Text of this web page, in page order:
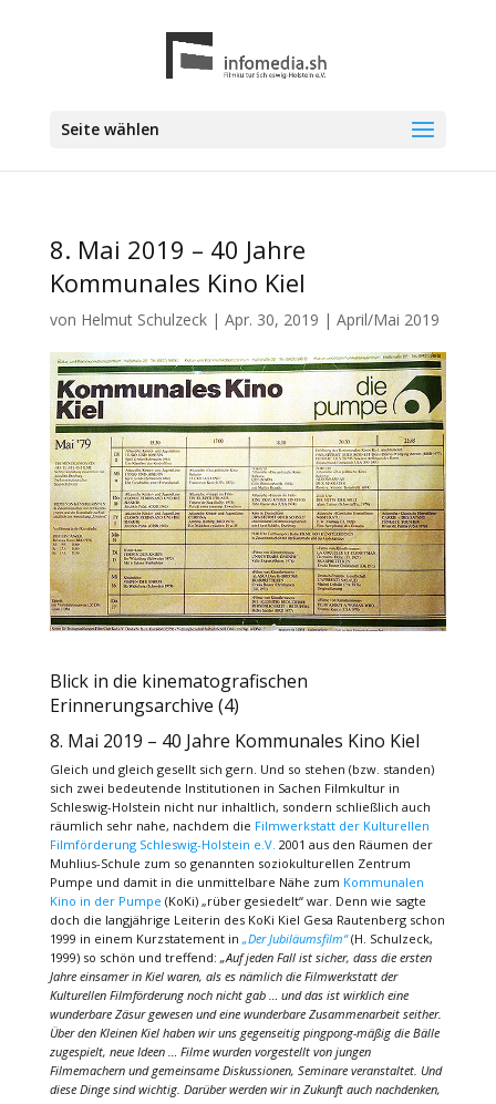
Seite wählen
8. Mai 2019 – 40 Jahre
Kommunales Kino Kiel
von Helmut Schulzeck| Apr. 30, 2019 | April/Mai 2019
Blick in die kinematografischen
Erinnerungsarchive (4)
8. Mai 2019 – 40 Jahre Kommunales Kino Kiel
Gleich und gleich gesellt sich gern. Und so stehen (bzw. standen)
sich zwei bedeutende Institutionen in Sachen Filmkultur in
Schleswig-Holstein nicht nur inhaltlich, sondern schließlich auch
räumlich sehr nahe, nachdem die Filmwerkstatt der Kulturellen
Filmförderung Schleswig-Holstein e.V. 2001 aus den Räumen der
Muhlius-Schule zum so genannten soziokulturellen Zentrum
Pumpe und damit in die unmittelbare Nähe zum Kommunalen
Kino in der Pumpe (KoKi) „rüber gesiedelt“ war. Denn wie sagte
doch die langjährige Leiterin des KoKi Kiel Gesa Rautenberg schon
1999 in einem Kurzstatement in „Der Jubiläumsfilm“(H. Schulzeck,
1999) so schön und treffend: „Auf jeden Fall ist sicher, dass die ersten
Jahre einsamer in Kiel waren, als es nämlich die Filmwerkstatt der
Kulturellen Filmförderung noch nicht gab … und das ist wirklich eine
wunderbare Zäsur gewesen und eine wunderbare Zusammenarbeit seither.
Über den Kleinen Kiel haben wir uns gegenseitig pingpong-mäßig die Bälle
zugespielt, neue Ideen … Filme wurden vorgestellt von jungen
Filmemachern und gemeinsame Diskussionen, Seminare veranstaltet. Und
diese Dinge sind wichtig. Darüber werden wir in Zukunft auch nachdenken,